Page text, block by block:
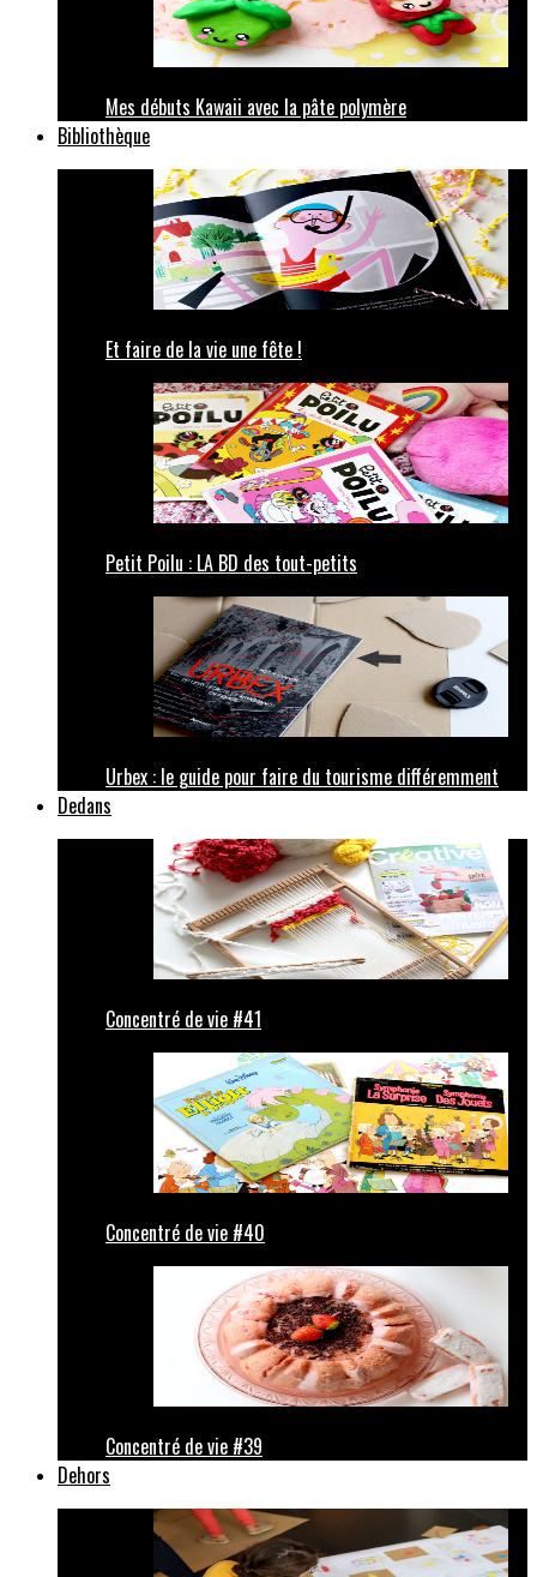
Mes débuts Kawaii avec la pâte polymère
Bibliothèque
Et faire de la vie une fête !
Petit Poilu : LA BD des tout-petits
Urbex : le guide pour faire du tourisme différemment
Dedans
Concentré de vie #41
Concentré de vie #40
Concentré de vie #39
Dehors